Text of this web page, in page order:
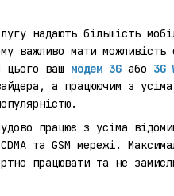
надають більшість
важливо мати можливість
цього ваш модем 3G або 3G
а працюючим з
працює з усіма
та GSM мережі.
працювати та не